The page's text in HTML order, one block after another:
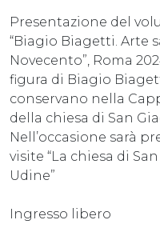
Presentazione del
“Biagio Biagetti. Arte
Novecento”, Roma
figura di Biagio
conservano nella
della chiesa di San
Nell’occasione sarà
visite “La chiesa di
Udine”
Ingresso libero